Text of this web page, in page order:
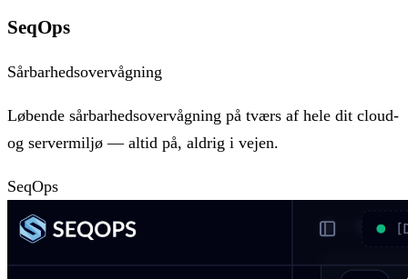
SeqOps
Sårbarhedsovervågning
Løbende sårbarhedsovervågning på tværs af hele dit cloud-
og servermiljø — altid på, aldrig i vejen.
SeqOps